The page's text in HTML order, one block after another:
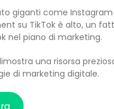
giganti come
su TikTok è alto, un
nel piano di marketing.
una risorsa
di marketing digitale.